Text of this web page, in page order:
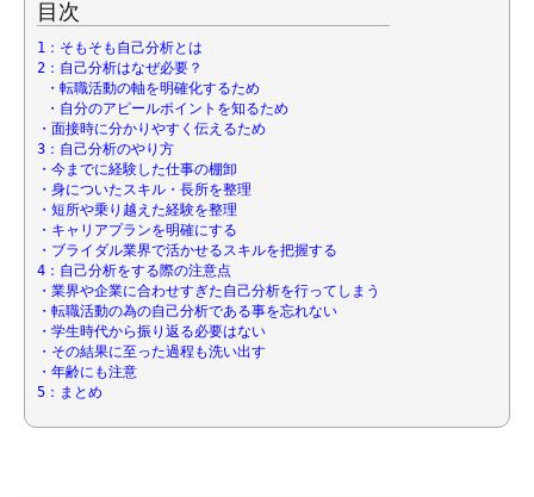
目次
1：そもそも自己分析とは
2：自己分析はなぜ必要？
・転職活動の軸を明確化するため
・自分のアピールポイントを知るため
・面接時に分かりやすく伝えるため
3：自己分析のやり方
・今までに経験した仕事の棚卸
・身についたスキル・長所を整理
・短所や乗り越えた経験を整理
・キャリアプランを明確にする
・ブライダル業界で活かせるスキルを把握する
4：自己分析をする際の注意点
・業界や企業に合わせすぎた自己分析を行ってしまう
・転職活動の為の自己分析である事を忘れない
・学生時代から振り返る必要はない
・その結果に至った過程も洗い出す
・年齢にも注意
5：まとめ